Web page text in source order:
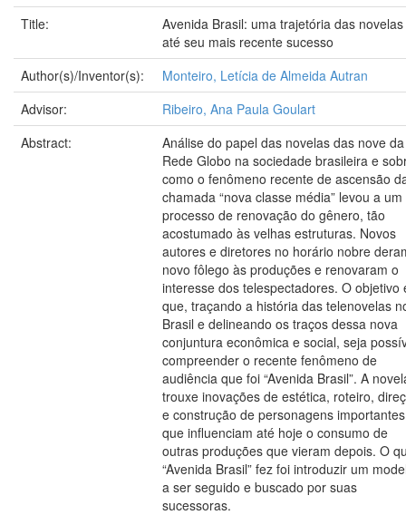
Title:
Avenida Brasil: uma trajetória das novelas
até seu mais recente sucesso
Author(s)/Inventor(s):
Monteiro, Letícia de Almeida Autran
Advisor:
Ribeiro, Ana Paula Goulart
Abstract:
Análise do papel das novelas das nove da
Rede Globo na sociedade brasileira e
como o fenômeno recente de ascensão
chamada “nova classe média” levou a um
processo de renovação do gênero, tão
acostumado às velhas estruturas. Novos
autores e diretores no horário nobre
novo fôlego às produções e renovaram o
interesse dos telespectadores. O objetivo
que, traçando a história das telenovelas
Brasil e delineando os traços dessa nova
conjuntura econômica e social, seja
compreender o recente fenômeno de
audiência que foi “Avenida Brasil”. A
trouxe inovações de estética, roteiro,
e construção de personagens importantes
que influenciam até hoje o consumo de
outras produções que vieram depois. O
“Avenida Brasil” fez foi introduzir um
a ser seguido e buscado por suas
sucessoras.